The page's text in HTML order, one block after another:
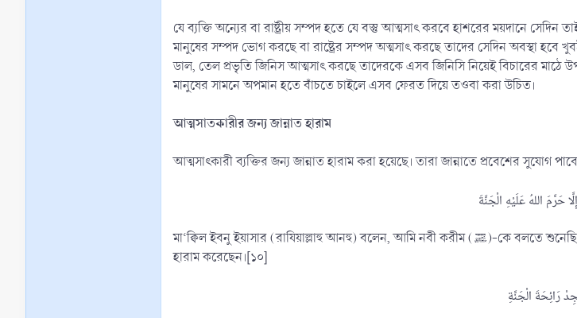
যে ব্যক্তি অন্যের বা রাষ্ট্রীয় সম্পদ হতে যে বস্তু আত্মসাৎ করবে হাশরের ময়দানে
মানুষের সম্পদ ভোগ করছে বা রাষ্ট্রের সম্পদ অত্মসাৎ করছে তাদের সেদিন অবস্থা হবে
ডাল, তেল প্রভৃতি জিনিস আত্মসাৎ করছে তাদেরকে এসব জিনিসি নিয়েই বিচারের মাঠে
মানুষের সামনে অপমান হতে বাঁচতে চাইলে এসব ফেরত দিয়ে তওবা করা উচিত।
আত্মসাতকারীর জন্য জান্নাত হারাম
আত্মসাৎকারী ব্যক্তির জন্য জান্নাত হারাম করা হয়েছে। তারা জান্নাতে প্রবেশের সুযোগ
মা‘ক্বিল ইবনু ইয়াসার (রাযিয়াল্লাহু আনহু) বলেন, আমি নবী করীম (ﷺ)-কে বলতে শুনেছি, কোন ব্যক্তি মুসলিমের দায়িত্ব গ্রহণের পর খিয়ানত অবস্থায় মারা গেলে আল্লাহ তার জন্য জান্নাত
হারাম করেছেন।[১০]